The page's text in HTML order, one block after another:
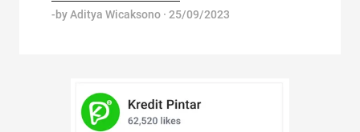
-byAditya Wicaksono · 25/09/2023